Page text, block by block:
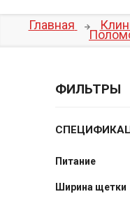
Главная
ФИЛЬТРЫ
Питание
Ширина щетки